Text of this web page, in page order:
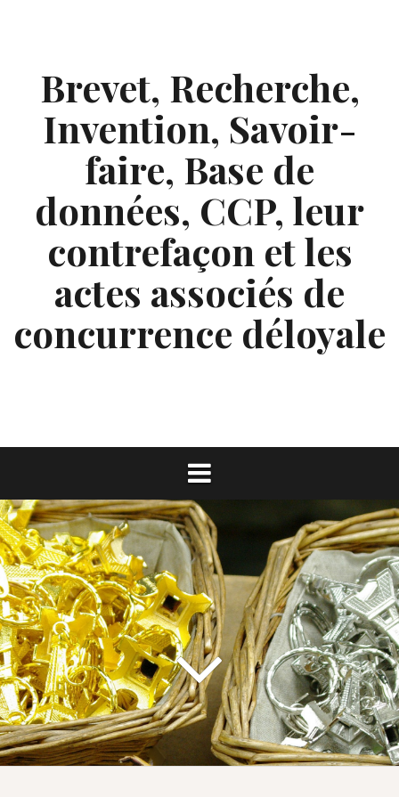
Brevet, Recherche,
Invention, Savoir-
faire, Base de
données, CCP, leur
contrefaçon et les
actes associés de
concurrence déloyale